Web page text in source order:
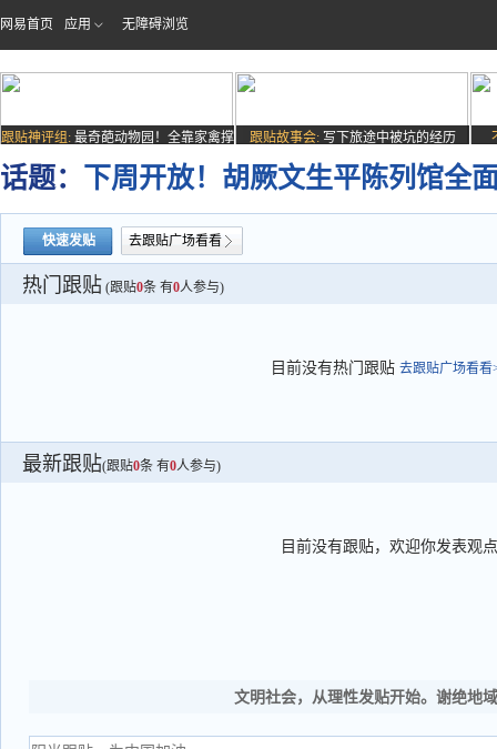
网易首页 应用 无障碍浏览
跟贴神评组: 最奇葩动物园！全靠家禽撑
场子
跟贴故事会: 写下旅途中被坑的经历
话题： 下周开放！胡厥文生平陈列馆全
快速发贴 去跟贴广场看看
热门跟贴 (跟贴0条 有0人参与)
目前没有热门跟贴 去跟贴广场看看
最新跟贴(跟贴0条 有0人参与)
目前没有跟贴，欢迎你发表观点
文明社会，从理性发贴开始。谢绝地